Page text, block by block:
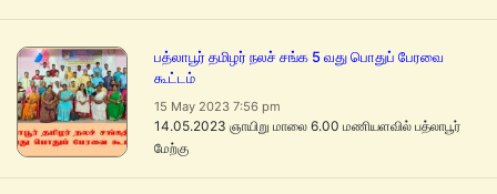
பத்லாபூர் தமிழர் நலச் சங்க 5 வது பொதுப் பேரவை
கூட்டம்
15 May 2023 7:56 pm
14.05.2023 ஞாயிறு மாலை 6.00 மணியளவில் பத்லாபூர்
மேற்கு